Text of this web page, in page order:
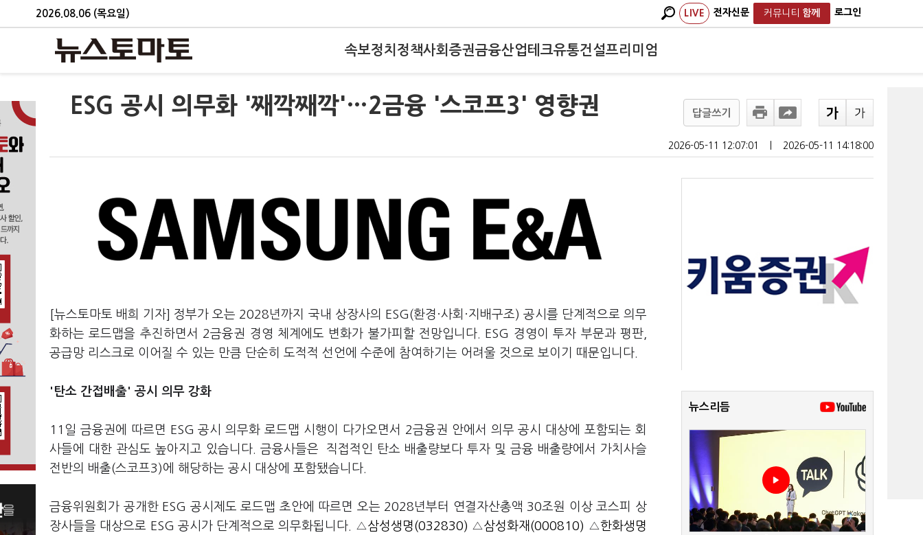
2026.08.06 (목요일) LIVE 전자신문 커뮤니티 함께 로그인
속보정치 정책사회 증권금융산업테크유통건설프리미엄
ESG 공시 의무화 '째깍째깍'…2금융 '스코프3' 영향권 답글쓰기
2026-05-11 12:07:01 2026-05-11 14:18:00
[뉴스토마토 배희 기자] 정부가 오는 2028년까지 국내 상장사의 ESG(환경·사회·지배구조) 공시를 단계적으로 의무
화하는 로드맵을 추진하면서 2금융권 경영 체계에도 변화가 불가피할 전망입니다. ESG 경영이 투자 부문과 평판,
공급망 리스크로 이어질 수 있는 만큼 단순히 도적적 선언에 수준에 참여하기는 어려울 것으로 보이기 때문입니다.
'탄소 간접배출' 공시 의무 강화
11일 금융권에 따르면 ESG 공시 의무화 로드맵 시행이 다가오면서 2금융권 안에서 의무 공시 대상에 포함되는 회
사들에 대한 관심도 높아지고 있습니다. 금융사들은 직접적인 탄소 배출량보다 투자 및 금융 배출량에서 가치사슬
전반의 배출(스코프3)에 해당하는 공시 대상에 포함됐습니다.
금융위원회가 공개한 ESG 공시제도 로드맵 초안에 따르면 오는 2028년부터 연결자산총액 30조원 이상 코스피 상
장사들을 대상으로 ESG 공시가 단계적으로 의무화됩니다. △삼성생명(032830) △삼성화재(000810) △한화생명
뉴스리듬